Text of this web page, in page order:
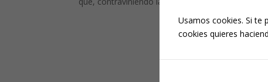
Usamos cookies. Si te
cookies quieres